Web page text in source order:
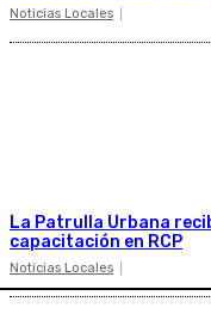
Noticias Locales
La Patrulla Urbana
capacitación en RCP
Noticias Locales